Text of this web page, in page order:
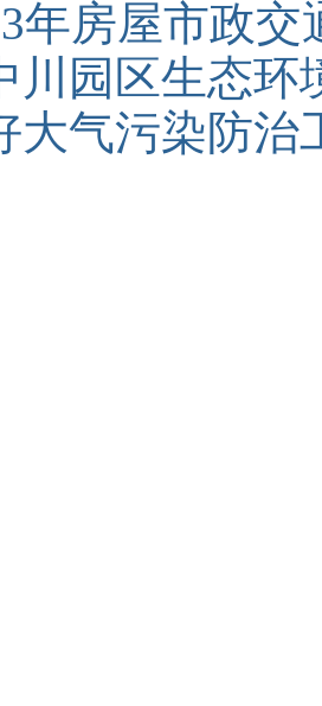
年房屋市政交
川园区生态
大气污染防治